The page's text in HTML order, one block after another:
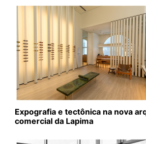
Expografia e tectônica na nova
comercial da Lapima